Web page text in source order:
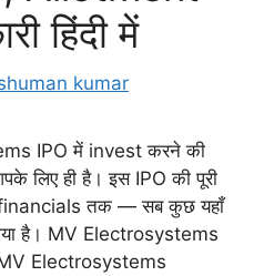
हिंदी में
kumar
IPO में invest करने की
लिए ही है। इस IPO की पूरी
तक — सब कुछ यहाँ
है। MV Electrosystems
Electrosystems